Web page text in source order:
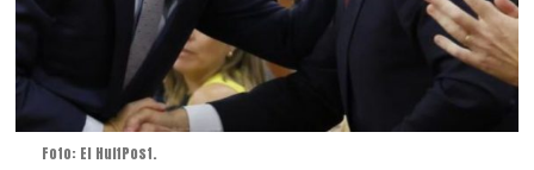
Foto: El HuffPost.